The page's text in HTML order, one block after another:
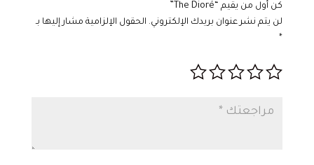
كن أول من يقيم “The Dioré”
لن يتم نشر عنوان بريدك الإلكتروني. الحقول الإلزامية مشار إليها بـ
*